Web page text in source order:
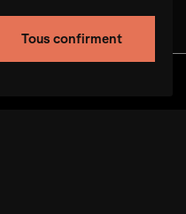
Tous confirment